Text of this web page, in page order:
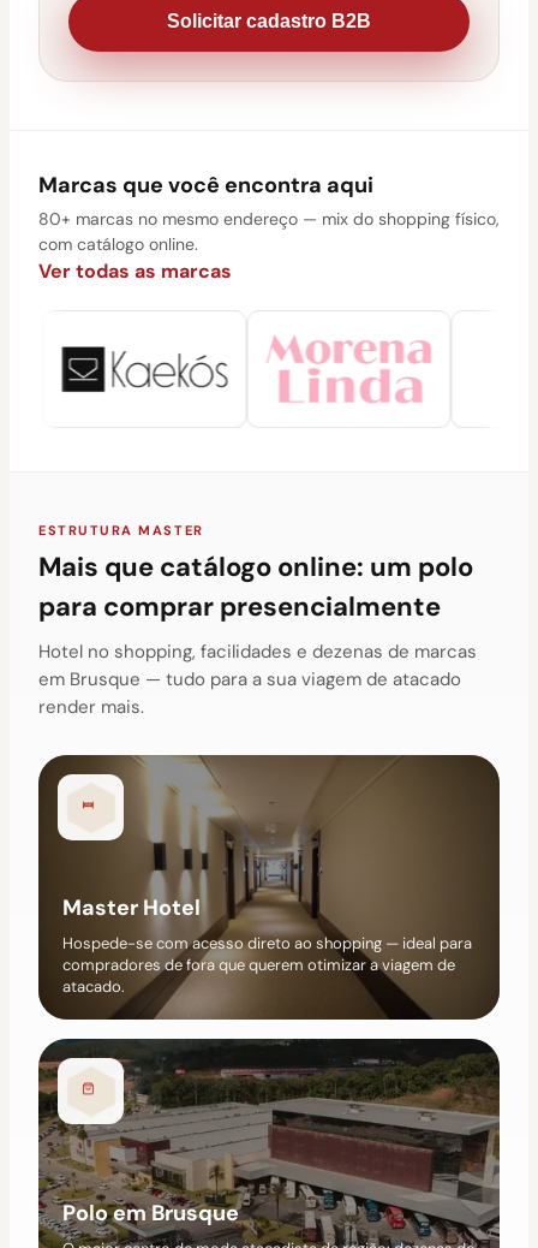
Solicitar cadastro B2B
Marcas que você encontra aqui
80+ marcas no mesmo endereço — mix do shopping físico,
com catálogo online.
Ver todas as marcas
ESTRUTURA MASTER
Mais que catálogo online: um polo
para comprar presencialmente
Hotel no shopping, facilidades e dezenas de marcas
em Brusque — tudo para a sua viagem de atacado
render mais.
Master Hotel
Hospede-se com acesso direto ao shopping — ideal para
compradores de fora que querem otimizar a viagem de
atacado.
Polo em Brusque